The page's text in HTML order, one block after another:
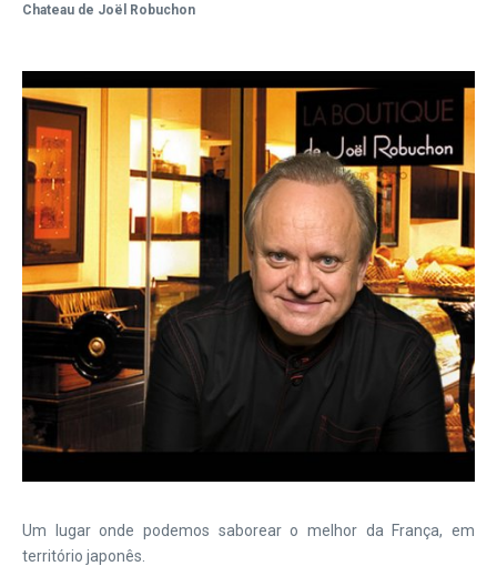
Chateau de Joël Robuchon
Um lugar onde podemos saborear o melhor da França, em
território japonês.